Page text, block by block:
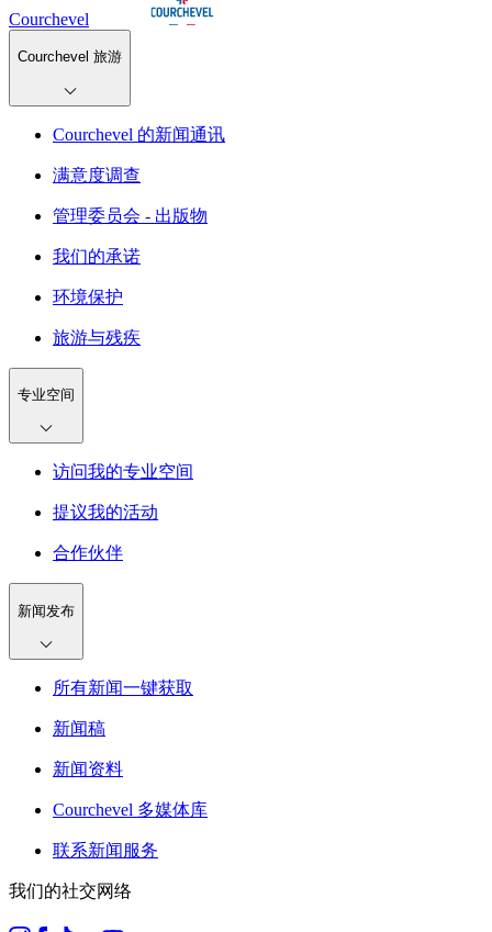
Courchevel
Courchevel 旅游
Courchevel 的新闻通讯
满意度调查
管理委员会 - 出版物
我们的承诺
环境保护
旅游与残疾
专业空间
访问我的专业空间
提议我的活动
合作伙伴
新闻发布
所有新闻一键获取
新闻稿
新闻资料
Courchevel 多媒体库
联系新闻服务
我们的社交网络